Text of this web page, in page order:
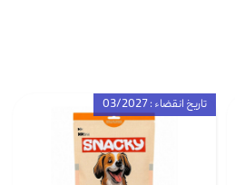
تاریخ انقضاء : 03/2027